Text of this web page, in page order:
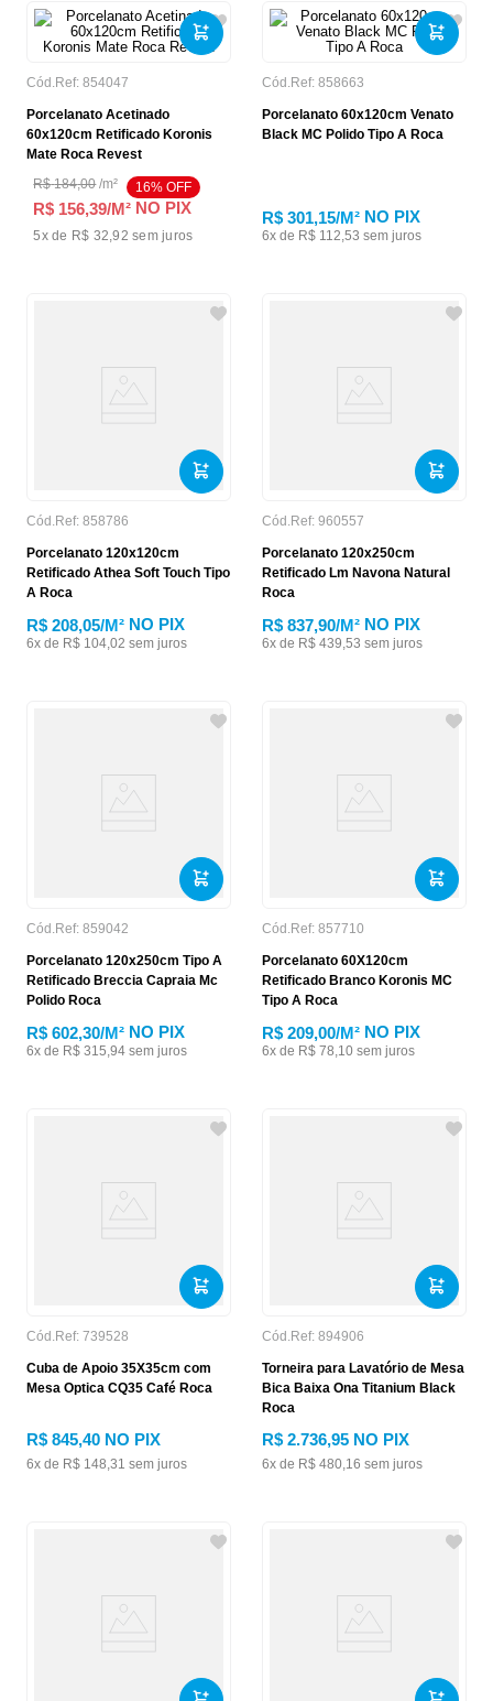
Cód.Ref: 854047
Porcelanato Acetinado
60x120cm Retificado Koronis
Mate Roca Revest
R$ 184,00/m² 16% OFF
R$ 156,39/M² NO PIX
5x de R$ 32,92 sem juros
Cód.Ref: 858663
Porcelanato 60x120cm Venato
Black MC Polido Tipo A Roca
R$ 301,15/M² NO PIX
6x de R$ 112,53 sem juros
Cód.Ref: 858786
Porcelanato 120x120cm
Retificado Athea Soft Touch Tipo
A Roca
R$ 208,05/M² NO PIX
6x de R$ 104,02 sem juros
Cód.Ref: 960557
Porcelanato 120x250cm
Retificado Lm Navona Natural
Roca
R$ 837,90/M² NO PIX
6x de R$ 439,53 sem juros
Cód.Ref: 859042
Porcelanato 120x250cm Tipo A
Retificado Breccia Capraia Mc
Polido Roca
R$ 602,30/M² NO PIX
6x de R$ 315,94 sem juros
Cód.Ref: 857710
Porcelanato 60X120cm
Retificado Branco Koronis MC
Tipo A Roca
R$ 209,00/M² NO PIX
6x de R$ 78,10 sem juros
Cód.Ref: 739528
Cuba de Apoio 35X35cm com
Mesa Optica CQ35 Café Roca
R$ 845,40 NO PIX
6x de R$ 148,31 sem juros
Cód.Ref: 894906
Torneira para Lavatório de Mesa
Bica Baixa Ona Titanium Black
Roca
R$ 2.736,95 NO PIX
6x de R$ 480,16 sem juros